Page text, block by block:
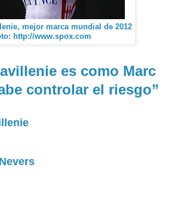
mejor marca mundial de 2012
http://www.spox.com
es como Marc
controlar el riesgo”